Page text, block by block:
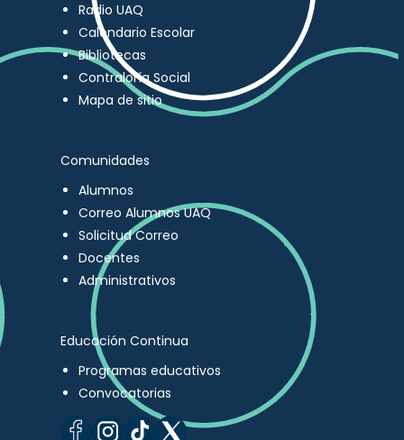
Radio UAQ
Calendario Escolar
Bibliotecas
Contraloría Social
Mapa de sitio
Comunidades
Alumnos
Correo Alumnos UAQ
Solicitud Correo
Docentes
Administrativos
Educación Continua
Programas educativos
Convocatorias